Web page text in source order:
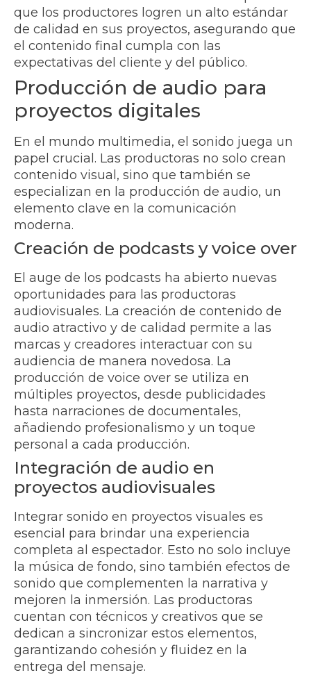
que los productores logren un alto estándar
de calidad en sus proyectos, asegurando que
el contenido final cumpla con las
expectativas del cliente y del público.
Producción de audio para
proyectos digitales
En el mundo multimedia, el sonido juega un
papel crucial. Las productoras no solo crean
contenido visual, sino que también se
especializan en la producción de audio, un
elemento clave en la comunicación
moderna.
Creación de podcasts y voice over
El auge de los podcasts ha abierto nuevas
oportunidades para las productoras
audiovisuales. La creación de contenido de
audio atractivo y de calidad permite a las
marcas y creadores interactuar con su
audiencia de manera novedosa. La
producción de voice over se utiliza en
múltiples proyectos, desde publicidades
hasta narraciones de documentales,
añadiendo profesionalismo y un toque
personal a cada producción.
Integración de audio en
proyectos audiovisuales
Integrar sonido en proyectos visuales es
esencial para brindar una experiencia
completa al espectador. Esto no solo incluye
la música de fondo, sino también efectos de
sonido que complementen la narrativa y
mejoren la inmersión. Las productoras
cuentan con técnicos y creativos que se
dedican a sincronizar estos elementos,
garantizando cohesión y fluidez en la
entrega del mensaje.